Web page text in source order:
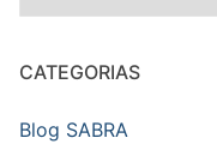
CATEGORIAS
Blog SABRA